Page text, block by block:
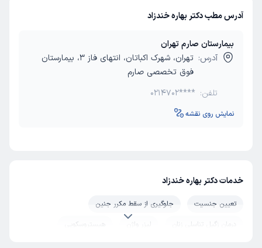
آدرس مطب دکتر بهاره خندزاد
بیمارستان صارم تهران
آدرس:
تهران، شهرک اکباتان، انتهای فاز 3، بیمارستان
فوق تخصصی صارم
تلفن: 0214702****
نمایش روی نقشه
خدمات دکتر بهاره خندزاد
تعیین جنسیت
جلوگیری از سقط مکرر جنین
درمان زگیل تناسلی زنان
لیزر واژن
هیستروسکوپی